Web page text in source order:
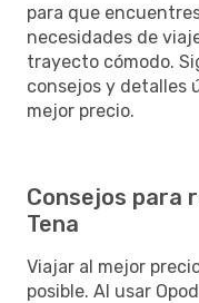
para que
necesidades de
trayecto cómodo.
consejos y detalles
mejor precio.
Consejos para
Tena
Viajar al mejor
posible. Al usar